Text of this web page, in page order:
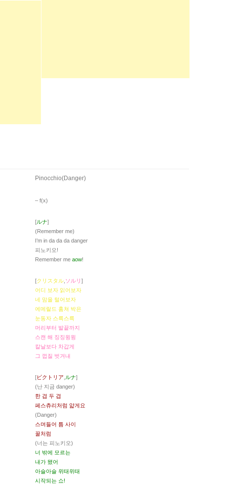
Pinocchio(Danger)
– ​f(x)
[ルナ]
(Remember me)
I’m in da da da danger
피노키오!
Remember me aow!
[クリスタル ソルリ ]
어디 보자 읽어보자
네 맘을 털어보자
에메랄드 훔쳐 박은
눈동자 스륵스륵
머리부터 발끝까지
스캔 해 징징윙윙
칼날보다 차갑게
그 껍질 벗겨내
[ビクトリア ルナ]
(난 지금 danger)
한 겹 두 겹
페스츄리처럼 얇게요
(Danger)
스며들어 틈 사이
꿀처럼
(너는 피노키오)
너 밖에 모르는
내가 됐어
아슬아슬 위태위태
시작되는 쇼!